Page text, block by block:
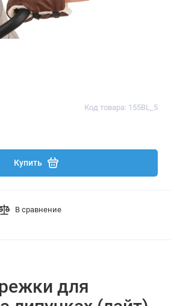
Код товара: 155BL_5
Купить
В сравнение
для